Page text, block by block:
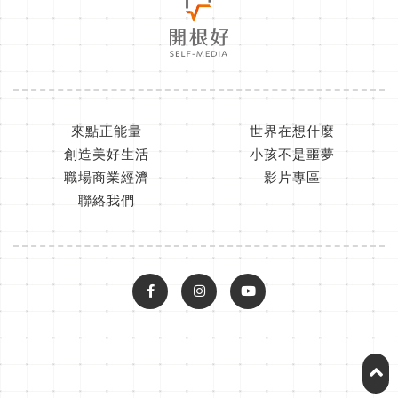
來點正能量
世界在想什麼
創造美好生活
小孩不是噩夢
職場商業經濟
影片專區
聯絡我們